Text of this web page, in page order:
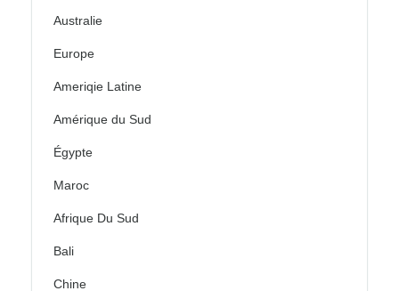
Australie
Europe
Ameriqie Latine
Amérique du Sud
Égypte
Maroc
Afrique Du Sud
Bali
Chine